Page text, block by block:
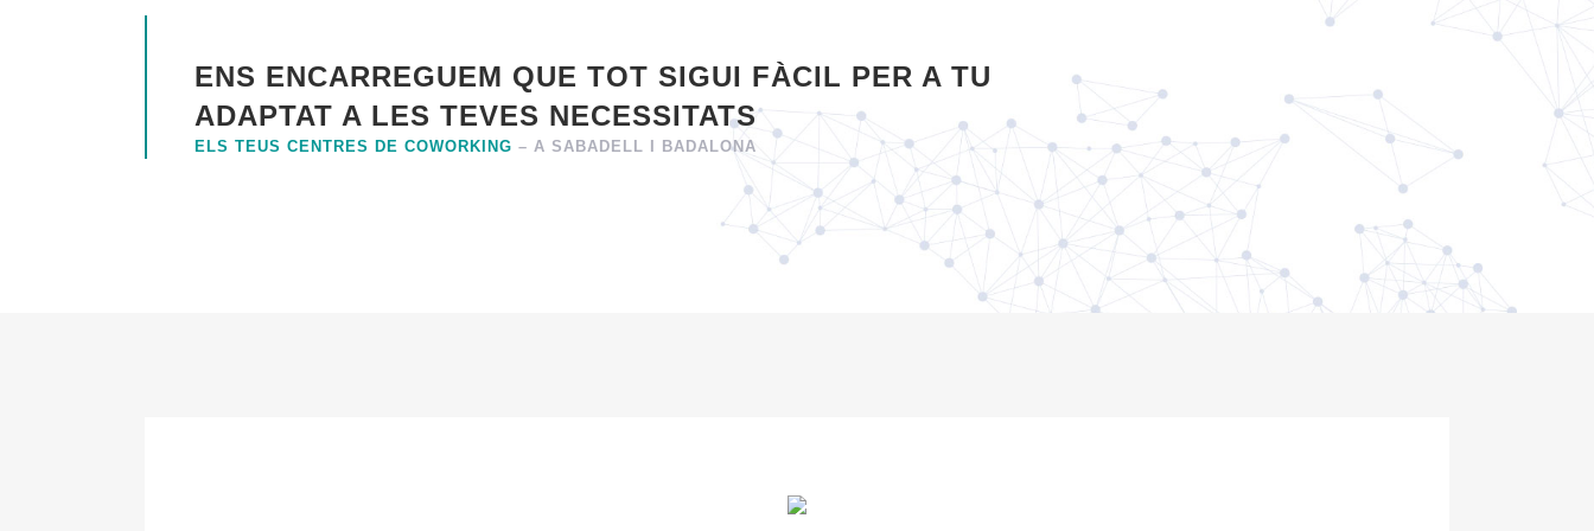
ENS ENCARREGUEM QUE TOT SIGUI FÀCIL PER A TU
ADAPTAT A LES TEVES NECESSITATS
ELS TEUS CENTRES DE COWORKING – A SABADELL I BADALONA